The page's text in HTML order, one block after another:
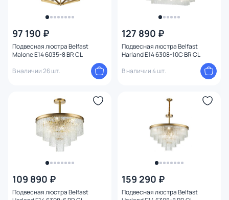
97 190 ₽
Подвесная люстра Belfast
Malone E14 6035-8 BR CL
В наличии 26 шт.
127 890 ₽
Подвесная люстра Belfast
Harland E14 6308-10C BR CL
В наличии 4 шт.
109 890 ₽
Подвесная люстра Belfast
159 290 ₽
Подвесная люстра Belfast
Диаметр (мм)
Количество ламп
Цоколь
Количество плафонов
Оформление
Конструкция